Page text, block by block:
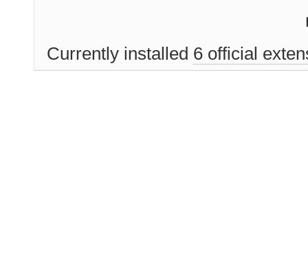
Currently installed 6 official